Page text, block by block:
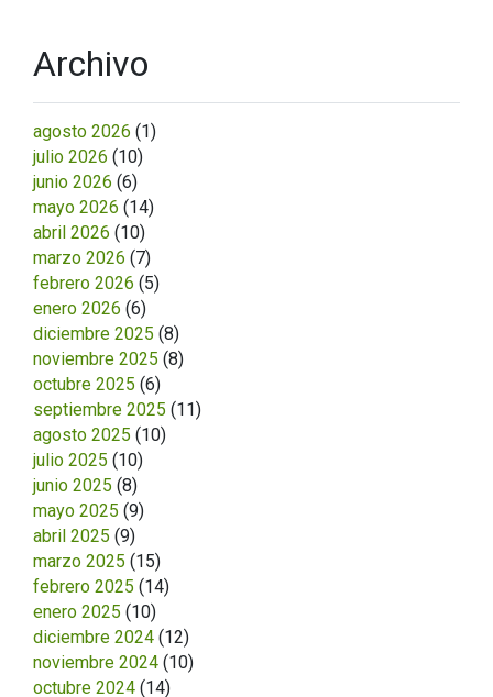
Archivo
agosto 2026 (1)
julio 2026 (10)
junio 2026 (6)
mayo 2026 (14)
abril 2026 (10)
marzo 2026 (7)
febrero 2026 (5)
enero 2026 (6)
diciembre 2025 (8)
noviembre 2025 (8)
octubre 2025 (6)
septiembre 2025 (11)
agosto 2025 (10)
julio 2025 (10)
junio 2025 (8)
mayo 2025 (9)
abril 2025 (9)
marzo 2025 (15)
febrero 2025 (14)
enero 2025 (10)
diciembre 2024 (12)
noviembre 2024 (10)
octubre 2024 (14)